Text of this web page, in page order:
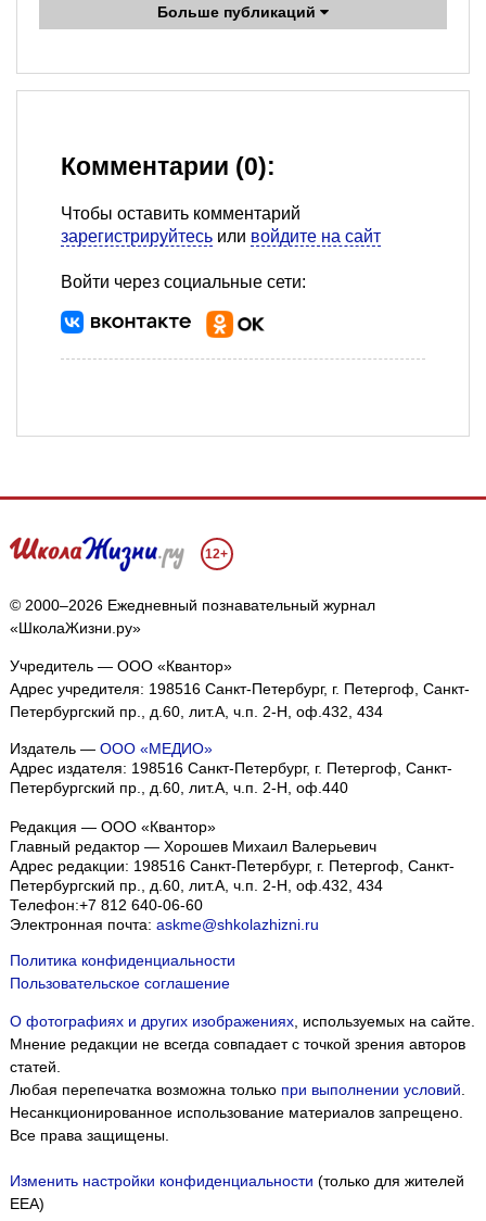
Больше публикаций
Комментарии (0):
Чтобы оставить комментарий
зарегистрируйтесь или войдите на сайт
Войти через социальные сети:
12+
© 2000–2026 Ежедневный познавательный журнал
«ШколаЖизни.ру»
Учредитель — ООО «Квантор»
Адрес учредителя: 198516 Санкт-Петербург, г. Петергоф, Санкт-
Петербургский пр., д.60, лит.А, ч.п. 2-Н, оф.432, 434
Издатель — ООО «МЕДИО»
Адрес издателя: 198516 Санкт-Петербург, г. Петергоф, Санкт-
Петербургский пр., д.60, лит.А, ч.п. 2-Н, оф.440
Редакция — ООО «Квантор»
Главный редактор — Хорошев Михаил Валерьевич
Адрес редакции: 198516 Санкт-Петербург, г. Петергоф Санкт-
Петербургский пр., д.60, лит.А, ч.п. 2-Н, оф.432, 434
Телефон:+7 812 640-06-60
Электронная почта: askme@shkolazhizni.ru
Политика конфиденциальности
Пользовательское соглашение
О фотографиях и других изображениях, используемых на сайте.
Мнение редакции не всегда совпадает с точкой зрения авторов
статей.
Любая перепечатка возможна только при выполнении условий
Несанкционированное использование материалов запрещено.
Все права защищены.
Изменить настройки конфиденциальности (только для жителей
EEA)